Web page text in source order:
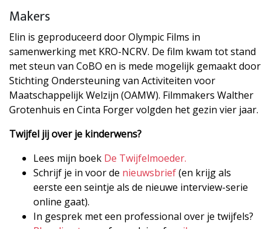
Makers
Elin is geproduceerd door Olympic Films in
samenwerking met KRO-NCRV. De film kwam tot stand
met steun van CoBO en is mede mogelijk gemaakt door
Stichting Ondersteuning van Activiteiten voor
Maatschappelijk Welzijn (OAMW). Filmmakers Walther
Grotenhuis en Cinta Forger volgden het gezin vier jaar.
Twijfel jij over je kinderwens?
Lees mijn boek De Twijfelmoeder.
Schrijf je in voor de nieuwsbrief(en krijg als
eerste een seintje als de nieuwe interview-serie
online gaat).
In gesprek met een professional over je twijfels?